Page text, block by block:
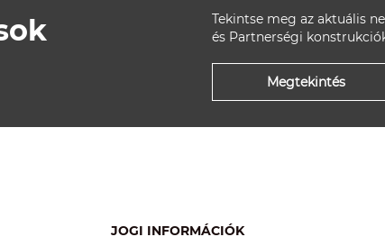
Tekintse meg az aktuális
és Partnerségi
Megtekintés
JOGI INFORMÁCIÓK